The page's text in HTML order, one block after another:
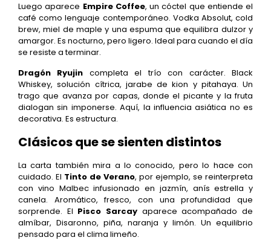
Luego aparece Empire Coffee, un cóctel que entiende el
café como lenguaje contemporáneo. Vodka Absolut, cold
brew, miel de maple y una espuma que equilibra dulzor y
amargor. Es nocturno, pero ligero. Ideal para cuando el día
se resiste a terminar.
Dragón Ryujin completa el trío con carácter. Black
Whiskey, solución cítrica, jarabe de kion y pitahaya. Un
trago que avanza por capas, donde el picante y la fruta
dialogan sin imponerse. Aquí, la influencia asiática no es
decorativa. Es estructura.
Clásicos que se sienten distintos
La carta también mira a lo conocido, pero lo hace con
cuidado. El Tinto de Verano, por ejemplo, se reinterpreta
con vino Malbec infusionado en jazmín, anís estrella y
canela. Aromático, fresco, con una profundidad que
sorprende. El Pisco Sarcay aparece acompañado de
almíbar, Disaronno, piña, naranja y limón. Un equilibrio
pensado para el clima limeño.